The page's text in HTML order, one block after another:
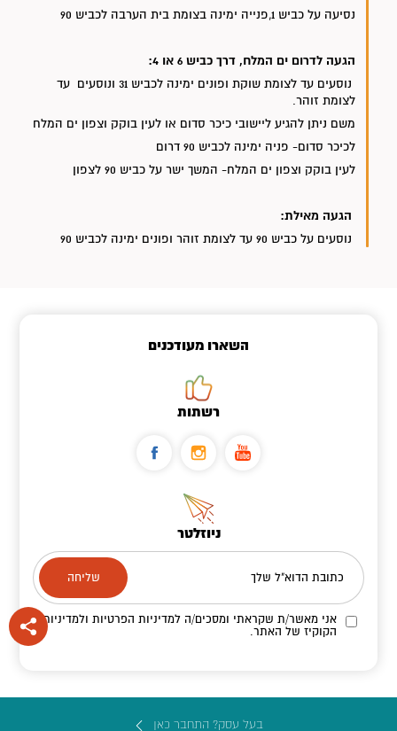
נסיעה על כביש 1,פנייה ימינה בצומת בית הערבה לכביש 90
הגעה לדרום ים המלח, דרך כביש 6 או 4:
נוסעים עד לצומת שוקת ופונים ימינה לכביש 31 ונוסעים עד
לצומת זוהר.
משם ניתן להגיע ליישובי כיכר סדום או לעין בוקק וצפון ים המלח
לכיכר סדום- פניה ימינה לכביש 90 דרום
לעין בוקק וצפון ים המלח- המשך ישר על כביש 90 לצפון
הגעה מאילת:
נוסעים על כביש 90 עד לצומת זוהר ופונים ימינה לכביש 90
השארו מעודכנים
רשתות
ניוזלטר
כתובת הדוא"ל שלך
אני מאשר/ת שקראתי ומסכים/הלמדיניות הפרטיות ולמדיניות
הקוקיז של האתר.
בעל עסק? התחבר כאן